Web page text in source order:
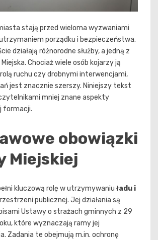
stają przed wieloma wyzwaniami
porządku i bezpieczeństwa.
działają różnorodne służby, a jedną z
Chociaż wiele osób kojarzy ją
ruchu czy drobnymi interwencjami,
jest znacznie szerszy. Niniejszy tekst
mniej znane aspekty
formacji.
obowiązki
Miejskiej
kluczową rolę w utrzymywaniu ładu i
publicznej. Jej działania są
Ustawy o strażach gminnych z 29
które wyznaczają ramy jej
Zadania te obejmują m.in. ochronę